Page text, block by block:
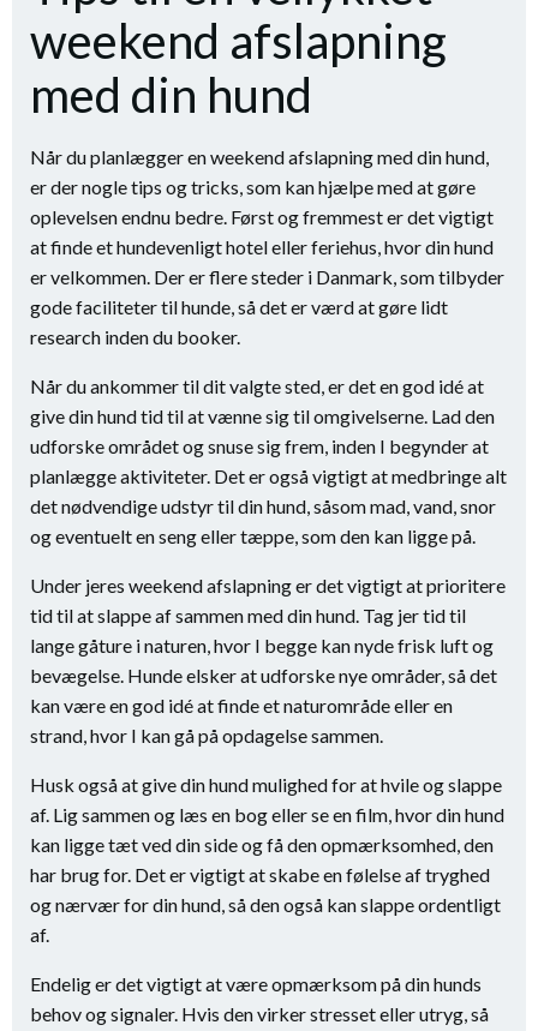
weekend afslapning
med din hund
Når du planlægger en weekend afslapning med din hund,
er der nogle tips og tricks, som kan hjælpe med at gøre
oplevelsen endnu bedre. Først og fremmest er det vigtigt
at finde et hundevenligt hotel eller feriehus, hvor din hund
er velkommen. Der er flere steder i Danmark, som tilbyder
gode faciliteter til hunde, så det er værd at gøre lidt
research inden du booker.
Når du ankommer til dit valgte sted, er det en god idé at
give din hund tid til at vænne sig til omgivelserne. Lad den
udforske området og snuse sig frem, inden I begynder at
planlægge aktiviteter. Det er også vigtigt at medbringe alt
det nødvendige udstyr til din hund, såsom mad, vand, snor
og eventuelt en seng eller tæppe, som den kan ligge på.
Under jeres weekend afslapning er det vigtigt at prioritere
tid til at slappe af sammen med din hund. Tag jer tid til
lange gåture i naturen, hvor I begge kan nyde frisk luft og
bevægelse. Hunde elsker at udforske nye områder, så det
kan være en god idé at finde et naturområde eller en
strand, hvor I kan gå på opdagelse sammen.
Husk også at give din hund mulighed for at hvile og slappe
af. Lig sammen og læs en bog eller se en film, hvor din hund
kan ligge tæt ved din side og få den opmærksomhed, den
har brug for. Det er vigtigt at skabe en følelse af tryghed
og nærvær for din hund, så den også kan slappe ordentligt
af.
Endelig er det vigtigt at være opmærksom på din hunds
behov og signaler. Hvis den virker stresset eller utryg, så